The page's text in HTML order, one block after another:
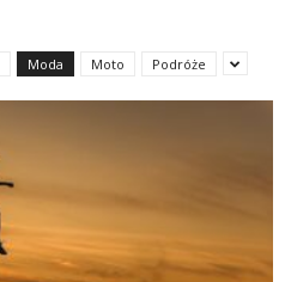
Moda Moto Podróże